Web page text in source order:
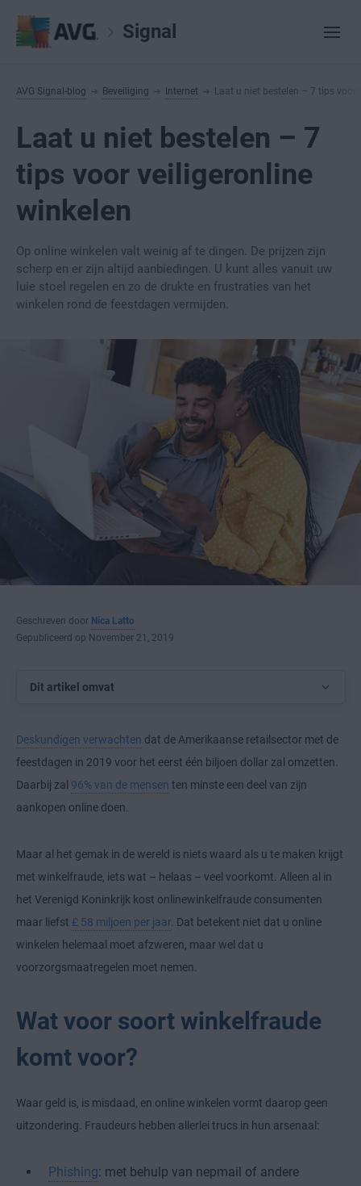
Signal
AVG Signal-blog Beveiliging Internet Laat u niet bestelen – 7 tips voor
Laat u niet bestelen – 7
tips voor veiligeronline
winkelen
Op online winkelen valt weinig af te dingen. De prijzen zijn
scherp en er zijn altijd aanbiedingen. U kunt alles vanuit uw
luie stoel regelen en zo de drukte en frustraties van het
winkelen rond de feestdagen vermijden.
Geschreven door Nica Latto
Gepubliceerd op November 21, 2019
Dit artikel omvat
Deskundigen verwachten dat de Amerikaanse retailsector met de
feestdagen in 2019 voor het eerst één biljoen dollar zal omzetten.
Daarbij zal 96% van de mensen ten minste een deel van zijn
aankopen online doen.
Maar al het gemak in de wereld is niets waard als u te maken krijgt
met winkelfraude, iets wat – helaas – veel voorkomt. Alleen al in
het Verenigd Koninkrijk kost onlinewinkelfraude consumenten
maar liefst £ 58 miljoen per jaar. Dat betekent niet dat u online
winkelen helemaal moet afzweren, maar wel dat u
voorzorgsmaatregelen moet nemen.
Wat voor soort winkelfraude
komt voor?
Waar geld is, is misdaad, en online winkelen vormt daarop geen
uitzondering. Fraudeurs hebben allerlei trucs in hun arsenaal:
Phishing: met behulp van nepmail of andere